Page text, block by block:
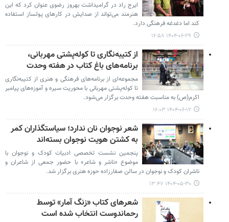
ایرج راد در گرامیداشت بهروز رضوی عنوان کرد که این
هنرمند می‌تواند از صدایش در کارهای پولساز استفاده
کند اما دغدغه فرهنگی دارد.
۱۴۰۴-۰۶-۲۹ ۱۶:۵۸
از کتیبه‌نگاری تا کوله‌پشتی مهربانی،
برنامه‌های باغ کتاب در هفته وحدت
مجموعه‌ای از برنامه‌های فرهنگی و هنری از کتیبه‌نگاری
تا کوله‌پشتی مهربانی با محوریت سیره و آموزه‌های پیامبر
اکرم(ص) به مناسبت هفته وحدت برگزار می‌شود.
۱۴۰۴-۰۶-۱۲ ۱۶:۰۳
شعر نوجوان نان ندارد؛ سیاستگذاران کمر
به کشتن هویت نوجوان بسته‌اند
پنجمین نشست تخصصی ادبیات کودک و نوجوان با
موضوع «ناشر و شاعر» با حضور جمعی از شاعران و
ناشران کودک و نوجوان در سالن صفارزاده حوزه هنری برگزار شد.
۱۴۰۴-۰۵-۳۰ ۱۳:۴۷
شعرهای کتاب «زنگ آمار» توسط
رحماندوست انتخاب شده است